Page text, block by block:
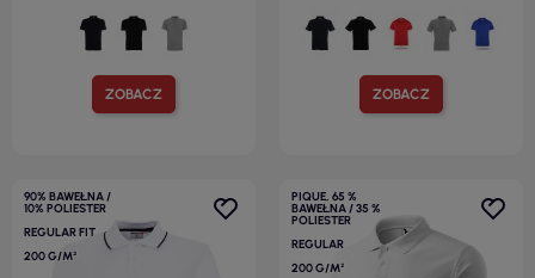
ZOBACZ ZOBACZ
90% BAWEŁNA /
10% POLIESTER
REGULAR FIT
200 G/M²
PIQUE, 65 %
BAWEŁNA / 35 %
POLIESTER
REGULAR
200 G/M²